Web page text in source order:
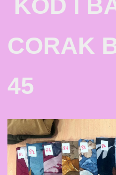
KOD I
CORAK
45